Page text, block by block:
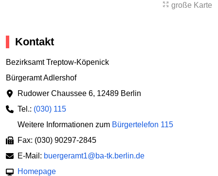
große Karte
Kontakt
Bezirksamt Treptow-Köpenick
Bürgeramt Adlershof
Rudower Chaussee 6, 12489 Berlin
Tel.: (030) 115
Weitere Informationen zum Bürgertelefon 115
Fax: (030) 90297-2845
E-Mail: buergeramt1@ba-tk.berlin.de
Homepage